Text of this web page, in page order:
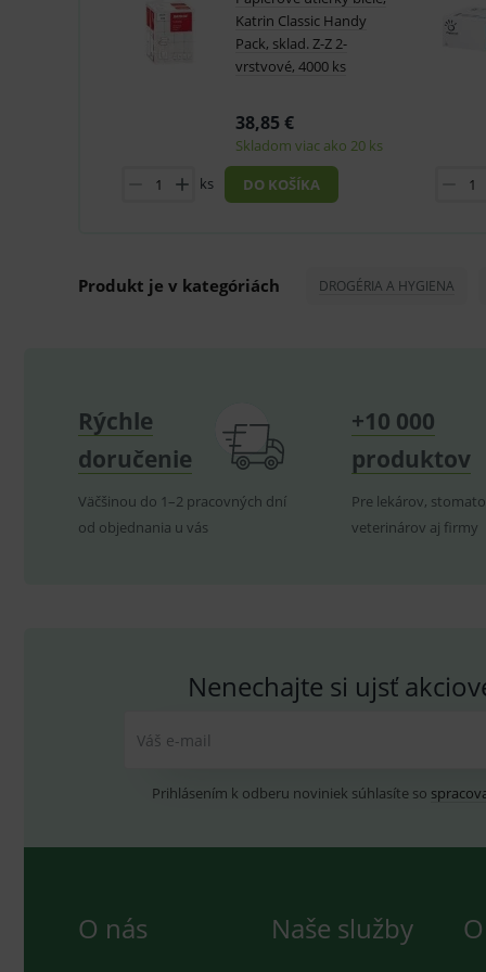
hygienických dôvodov možné odstúpiť od kúpnej
Katrin Classic Handy
Pack, sklad. Z-Z 2-
vrstvové, 4000 ks
38,85 €
Skladom viac ako 20 ks
ks
DO KOŠÍKA
Produkt je v kategóriách DROGÉRIA A HYGIENA
Rýchle
doručenie
Väčšinou do 1–2 pracovných dní
od objednania u vás
+10 000
produktov
Pre lekárov,
veterinárov aj firmy
Nenechajte si ujsť
Váš e-mail
Prihlásením k odberu noviniek súhlasíte so
O nás Naše služby
Technické – základné
Nevyhnutné cookies
Název
ssupp.vid
CookieScriptConsent
Název
_ga_GXRFBLV37P
VISITOR_INFO1_LIVE